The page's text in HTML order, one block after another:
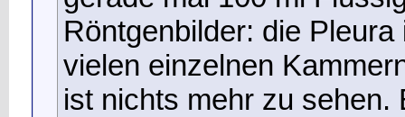
Röntgenbilder: die
vielen einzelnen
ist nichts mehr zu sehen.